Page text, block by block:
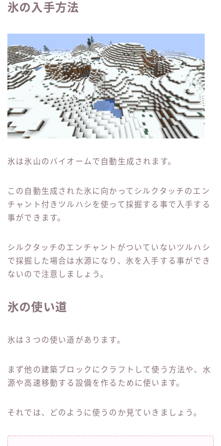
氷の入手方法
氷は氷山のバイオームで自動生成されます。
この自動生成された氷に向かってシルクタッチのエン
チャント付きツルハシを使って採掘する事で入手する
事ができます。
シルクタッチのエンチャントがついていないツルハシ
で採掘した場合は水源になり、氷を入手する事ができ
ないので注意しましょう。
氷の使い道
氷は３つの使い道があります。
まず他の建築ブロックにクラフトして使う方法や、水
源や高速移動する設備を作るために使います。
それでは、どのように使うのか見ていきましょう。